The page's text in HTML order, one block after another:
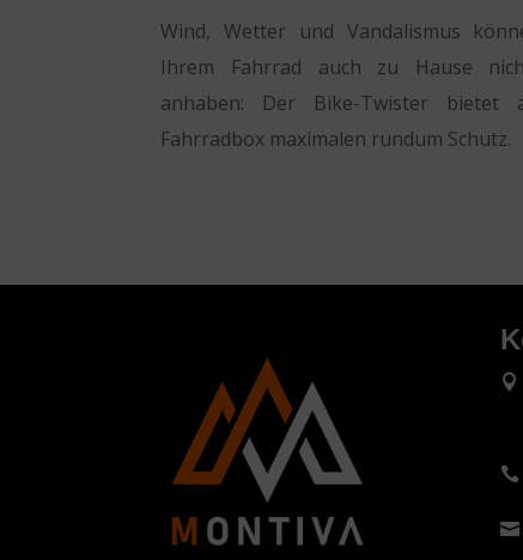
Wind, Wetter und Vandalismus
Ihrem Fahrrad auch zu Hause
anhaben: Der Bike-Twister bietet
Fahrradbox maximalen rundum Schutz.


